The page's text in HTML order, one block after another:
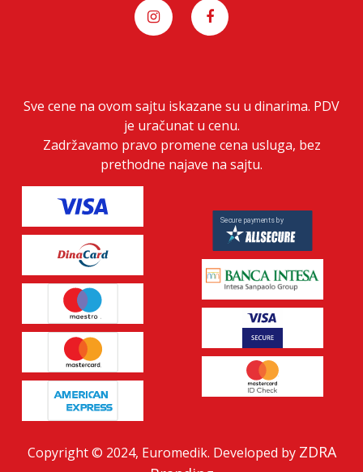
Sve cene na ovom sajtu iskazane su u dinarima. PDV
je uračunat u cenu.
Zadržavamo pravo promene cena usluga, bez
prethodne najave na sajtu.
Copyright © 2024, Euromedik. Developed by ZDRA